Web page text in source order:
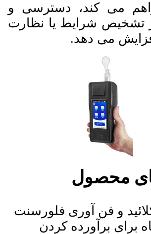
می کند، دسترسی و
تشخیص شرایط یا نظارت
می دهد.
محصول
و فن آوری فلورسنت
برای برآورده کردن